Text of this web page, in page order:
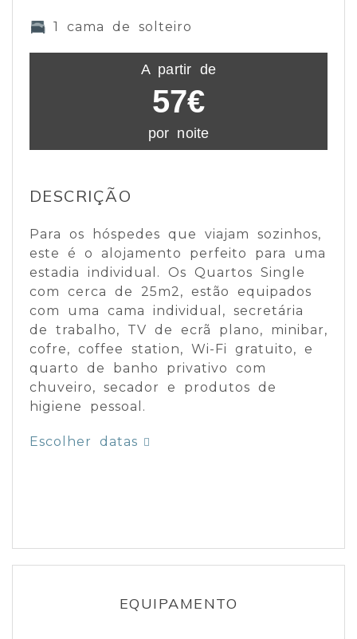
1 cama de solteiro
A partir de
57€
por noite
DESCRIÇÃO
Para os hóspedes que viajam sozinhos,
este é o alojamento perfeito para uma
estadia individual. Os Quartos Single
com cerca de 25m2, estão equipados
com uma cama individual, secretária
de trabalho, TV de ecrã plano, minibar,
cofre, coffee station, Wi-Fi gratuito, e
quarto de banho privativo com
chuveiro, secador e produtos de
higiene pessoal.
Escolher datas
EQUIPAMENTO